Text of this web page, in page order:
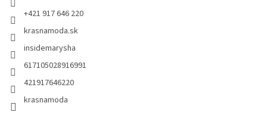
+421 917 646 220
krasnamoda.sk
insidemarysha
617105028916991
421917646220
krasnamoda